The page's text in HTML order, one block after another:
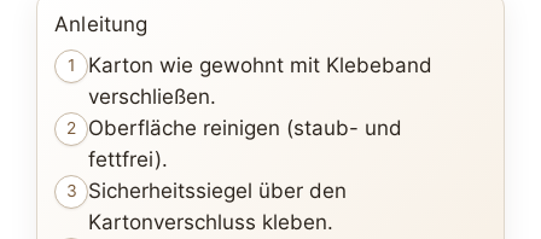
Anleitung
1
Karton wie gewohnt mit Klebeband
verschließen.
2
Oberfläche reinigen (staub- und
fettfrei).
3
Sicherheitssiegel über den
Kartonverschluss kleben.